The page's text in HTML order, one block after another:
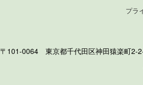
プラ
〒101-0064 東京都千代田区神田猿楽町